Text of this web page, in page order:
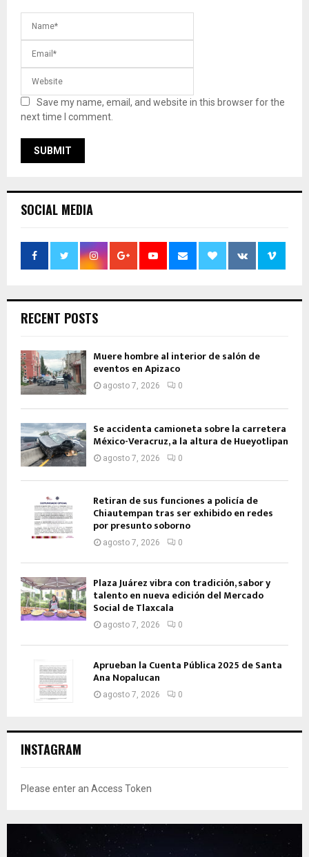
Save my name, email, and website in this browser for the
next time I comment.
SOCIAL MEDIA
RECENT POSTS
Muere hombre al interior de salón de
eventos en Apizaco
agosto 7, 2026 0
Se accidenta camioneta sobre la carretera
México-Veracruz, a la altura de Hueyotlipan
agosto 7, 2026 0
Retiran de sus funciones a policía de
Chiautempan tras ser exhibido en redes
por presunto soborno
agosto 7, 2026 0
Plaza Juárez vibra con tradición, sabor y
talento en nueva edición del Mercado
Social de Tlaxcala
agosto 7, 2026 0
Aprueban la Cuenta Pública 2025 de Santa
Ana Nopalucan
agosto 7, 2026 0
INSTAGRAM
Please enter an Access Token